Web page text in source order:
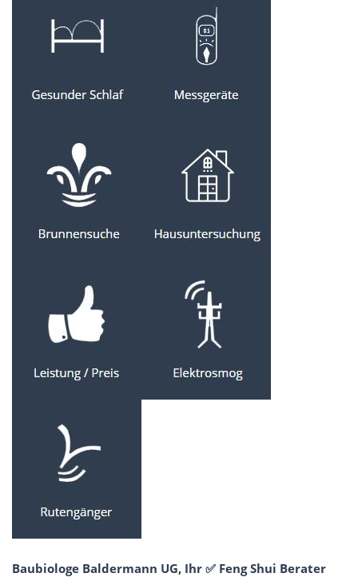
Baubiologe Baldermann UG, Ihr ✅ Feng Shui Berater